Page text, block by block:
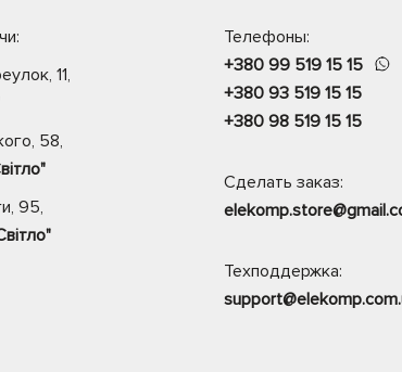
11,
58,
95,
Телефоны:
+380 99 519 15 15
+380 93 519 15 15
+380 98 519 15 15
Сделать заказ:
Техподдержка: